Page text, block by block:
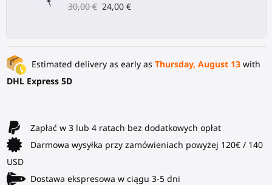
30,00 € 24,00 €
Estimated delivery as early as Thursday, August 13with
DHL Express 5D
Zapłać w 3 lub 4 ratach bez dodatkowych opłat
Darmowa wysyłka przy zamówieniach powyżej 120€ / 140
USD
Dostawa ekspresowa w ciągu 3-5 dni